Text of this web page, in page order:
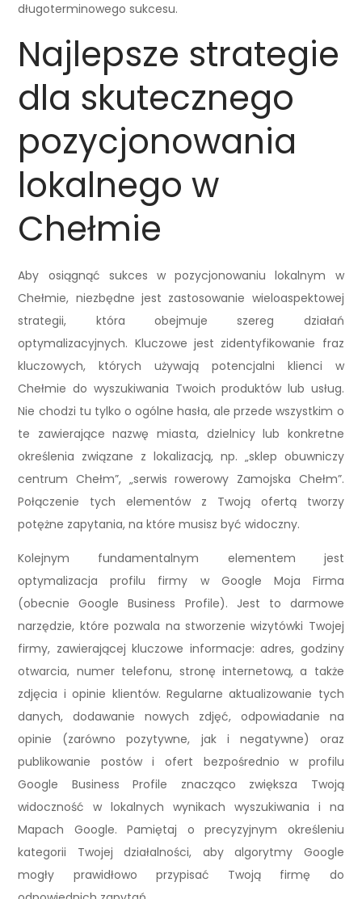
długoterminowego sukcesu.
Najlepsze strategie
dla skutecznego
pozycjonowania
lokalnego w
Chełmie
Aby osiągnąć sukces w pozycjonowaniu lokalnym w
Chełmie, niezbędne jest zastosowanie wieloaspektowej
strategii, która obejmuje szereg działań
optymalizacyjnych. Kluczowe jest zidentyfikowanie fraz
kluczowych, których używają potencjalni klienci w
Chełmie do wyszukiwania Twoich produktów lub usług.
Nie chodzi tu tylko o ogólne hasła, ale przede wszystkim o
te zawierające nazwę miasta, dzielnicy lub konkretne
określenia związane z lokalizacją, np. „sklep obuwniczy
centrum Chełm”, „serwis rowerowy Zamojska Chełm”.
Połączenie tych elementów z Twoją ofertą tworzy
potężne zapytania, na które musisz być widoczny.
Kolejnym fundamentalnym elementem jest
optymalizacja profilu firmy w Google Moja Firma
(obecnie Google Business Profile). Jest to darmowe
narzędzie, które pozwala na stworzenie wizytówki Twojej
firmy, zawierającej kluczowe informacje: adres, godziny
otwarcia, numer telefonu, stronę internetową, a także
zdjęcia i opinie klientów. Regularne aktualizowanie tych
danych, dodawanie nowych zdjęć, odpowiadanie na
opinie (zarówno pozytywne, jak i negatywne) oraz
publikowanie postów i ofert bezpośrednio w profilu
Google Business Profile znacząco zwiększa Twoją
widoczność w lokalnych wynikach wyszukiwania i na
Mapach Google. Pamiętaj o precyzyjnym określeniu
kategorii Twojej działalności, aby algorytmy Google
mogły prawidłowo przypisać Twoją firmę do